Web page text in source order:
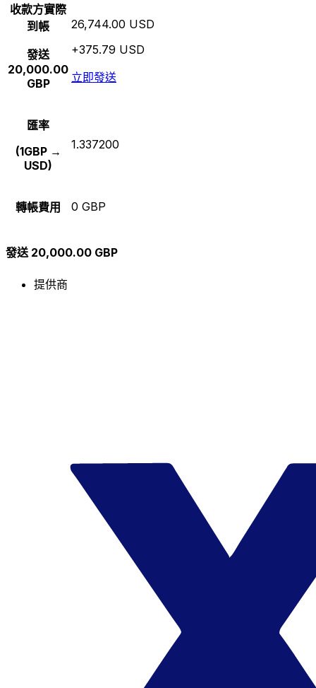
收款方實際
到帳
發送
20,000.00
GBP
26,744.00 USD
+375.79 USD
立即發送
匯率
(1GBP →
USD)
1.337200
轉帳費用 0 GBP
發送 20,000.00 GBP
提供商